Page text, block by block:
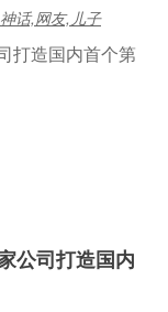
话,网友,儿子
公司打造国内